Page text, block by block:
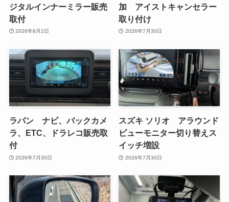
ジタルインナーミラー販売
取付
2026年8月2日
加 アイストキャンセラー
取り付け
2026年7月30日
ラパン ナビ、バックカメ
ラ、ETC、ドラレコ販売取
付
2026年7月30日
スズキ ソリオ アラウンド
ビューモニター切り替えス
イッチ増設
2026年7月30日